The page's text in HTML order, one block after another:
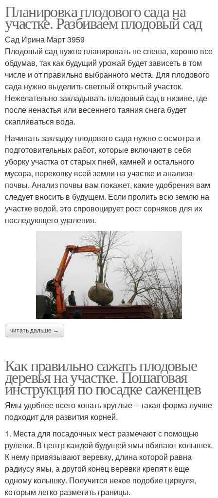
Планировка плодового сада на
участке. Разбиваем плодовый сад
Сад Ирина Март 3959
Плодовый сад нужно планировать не спеша, хорошо все
обдумав, так как будущий урожай будет зависеть в том
числе и от правильно выбранного места. Для плодового
сада нужно выделить светлый открытый участок.
Нежелательно закладывать плодовый сад в низине, где
после ненастья или весеннего таяния снега будет
скапливаться вода.
Начинать закладку плодового сада нужно с осмотра и
подготовительных работ, которые включают в себя
уборку участка от старых пней, камней и остального
мусора, перекопку всей земли на участке и анализа
почвы. Анализ почвы вам покажет, какие удобрения вам
следует вносить в будущем. Если пролить всю землю на
участке водой, это спровоцирует рост сорняков для их
последующего удаления.
читать дальше →
Как правильно сажать плодовые
деревья на участке. Пошаговая
инструкция по посадке саженцев
Ямы удобнее всего копать круглые – такая форма лучше
подходит для развития корней.
1. Места для посадочных мест размечают с помощью
рулетки. В центр каждой будущей ямы вбивают колышек.
К нему привязывают веревку, длина которой равна
радиусу ямы, а другой конец веревки крепят к еще
одному колышку. Получится некое подобие циркуля,
которым легко разметить границы.